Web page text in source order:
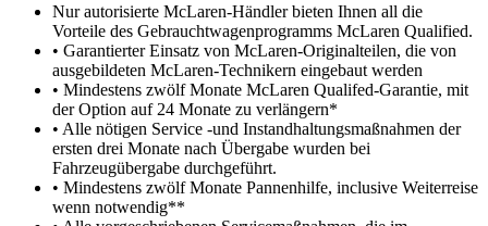
Nur autorisierte McLaren-Händler bieten Ihnen all die
Vorteile des Gebrauchtwagenprogramms McLaren Qualified.
• Garantierter Einsatz von McLaren-Originalteilen, die von
ausgebildeten McLaren-Technikern eingebaut werden
• Mindestens zwölf Monate McLaren Qualifed-Garantie, mit
der Option auf 24 Monate zu verlängern*
• Alle nötigen Service -und Instandhaltungsmaßnahmen der
ersten drei Monate nach Übergabe wurden bei
Fahrzeugübergabe durchgeführt.
• Mindestens zwölf Monate Pannenhilfe, inclusive Weiterreise
wenn notwendig**